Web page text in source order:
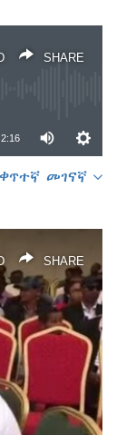
SHARE
2:16
ቀጥተኛ መገናኛ
SHARE